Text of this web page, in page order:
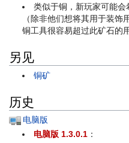
类似于铜，新玩家可能
（除非他们想将其用于装
铜工具很容易超过此矿石的
另见
铜矿
历史
电脑版
电脑版 1.3.0.1 ：